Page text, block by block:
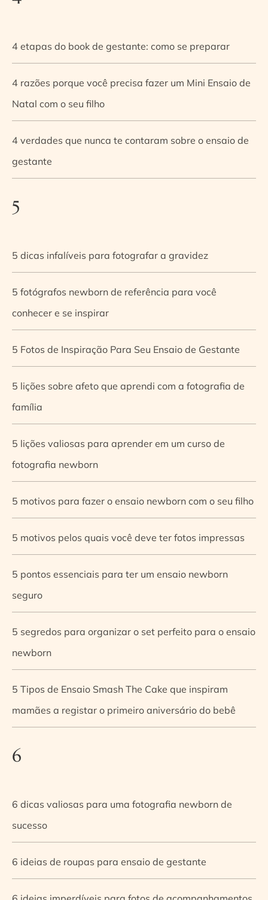
4 etapas do book de gestante: como se preparar
4 razões porque você precisa fazer um Mini Ensaio de
Natal com o seu filho
4 verdades que nunca te contaram sobre o ensaio de
gestante
5
5 dicas infalíveis para fotografar a gravidez
5 fotógrafos newborn de referência para você
conhecer e se inspirar
5 Fotos de Inspiração Para Seu Ensaio de Gestante
5 lições sobre afeto que aprendi com a fotografia de
família
5 lições valiosas para aprender em um curso de
fotografia newborn
5 motivos para fazer o ensaio newborn com o seu filho
5 motivos pelos quais você deve ter fotos impressas
5 pontos essenciais para ter um ensaio newborn
seguro
5 segredos para organizar o set perfeito para o ensaio
newborn
5 Tipos de Ensaio Smash The Cake que inspiram
mamães a registar o primeiro aniversário do bebê
6
6 dicas valiosas para uma fotografia newborn de
sucesso
6 ideias de roupas para ensaio de gestante